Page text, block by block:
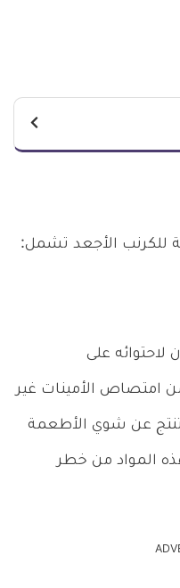
للكرنب الأجعد تشمل:
على
امتصاص الأمينات غير
تنتج عن شوي الأطعمة
المواد من خطر